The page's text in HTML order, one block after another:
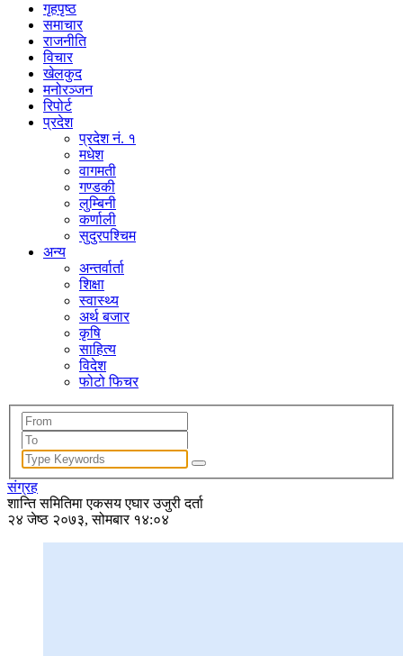
गृहपृष्ठ
समाचार
राजनीति
विचार
खेलकुद
मनोरञ्जन
रिपोर्ट
प्रदेश
प्रदेश नं. १
मधेश
वागमती
गण्डकी
लुम्बिनी
कर्णाली
सुदुरपश्चिम
अन्य
अन्तर्वार्ता
शिक्षा
स्वास्थ्य
अर्थ बजार
कृषि
साहित्य
विदेश
फोटो फिचर
संग्रह
शान्ति समितिमा एकसय एघार उजुरी दर्ता
२४ जेष्ठ २०७३, सोमबार १४:०४